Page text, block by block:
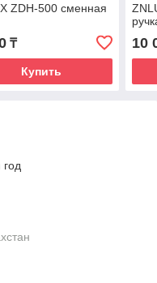
ZDH-500 сменная
₸
Купить
10